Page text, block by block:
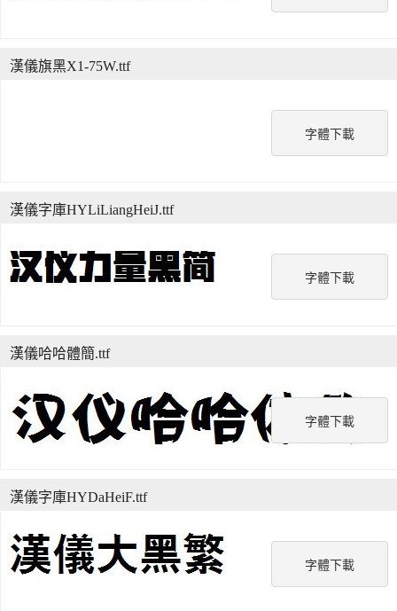
字體下載
漢儀旗黑X1-75W.ttf
字體下載
漢儀字庫HYLiLiangHeiJ.ttf
字體下載
漢儀哈哈體簡.ttf
字體下載
漢儀字庫HYDaHeiF.ttf